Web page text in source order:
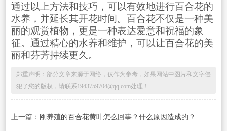
通过以上方法和技巧，可以有效地进行百合花的
水养，并延长其开花时间。百合花不仅是一种美
丽的观赏植物，更是一种表达爱意和祝福的象
征。通过精心的水养和维护，可以让百合花的美
丽和芬芳持续更久。
郑重声明：部分文章来源于网络，仅作为参考，如果网站中图片和文字侵
犯了您的版权，请联系1943759704@qq.com处理！
上一篇： 刚养殖的百合花黄叶怎么回事？什么原因造成的？